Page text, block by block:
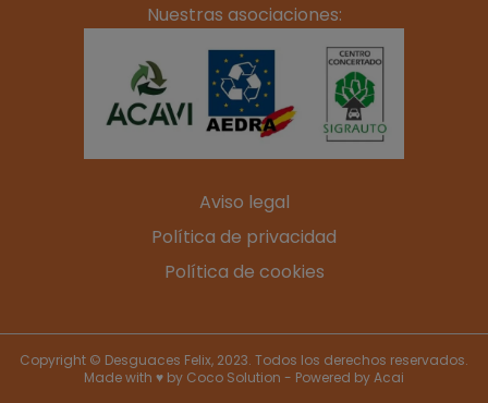
Nuestras asociaciones:
Aviso legal
Política de privacidad
Política de cookies
Copyright © Desguaces Felix, 2023. Todos los derechos reservados.
Made with ♥ by Coco Solution - Powered byAcai